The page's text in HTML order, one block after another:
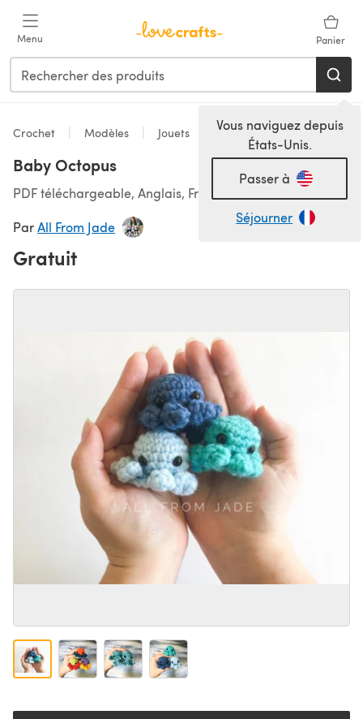
Menu Panier
Vous naviguez depuis
États-Unis.
Passer à
Séjourner
Crochet Modèles Jouets
Baby Octopus
PDF téléchargeable, Anglais, Français
ParAll From Jade
Gratuit